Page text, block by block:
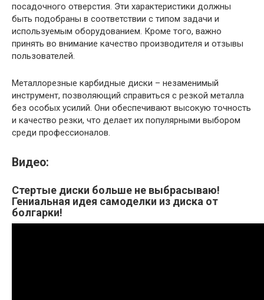
посадочного отверстия. Эти характеристики должны
быть подобраны в соответствии с типом задачи и
используемым оборудованием. Кроме того, важно
принять во внимание качество производителя и отзывы
пользователей.
Металлорезные карбидные диски – незаменимый
инструмент, позволяющий справиться с резкой металла
без особых усилий. Они обеспечивают высокую точность
и качество резки, что делает их популярными выбором
среди профессионалов.
Видео:
Стертые диски больше не выбрасываю!
Гениальная идея самоделки из диска от
болгарки!